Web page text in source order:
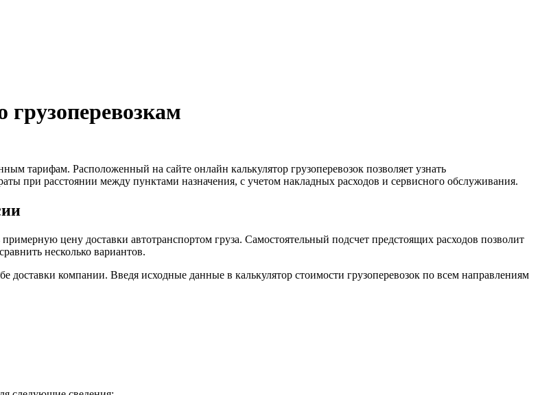
грузоперевозкам
тарифам. Расположенный на сайте онлайн калькулятор грузоперевозок позволяет узнать
при расстоянии между пунктами назначения, с учетом накладных расходов и сервисного обслуживания.
цену доставки автотранспортом груза. Самостоятельный подсчет предстоящих расходов позволит
несколько вариантов.
компании. Введя исходные данные в калькулятор стоимости грузоперевозок по всем направлениям